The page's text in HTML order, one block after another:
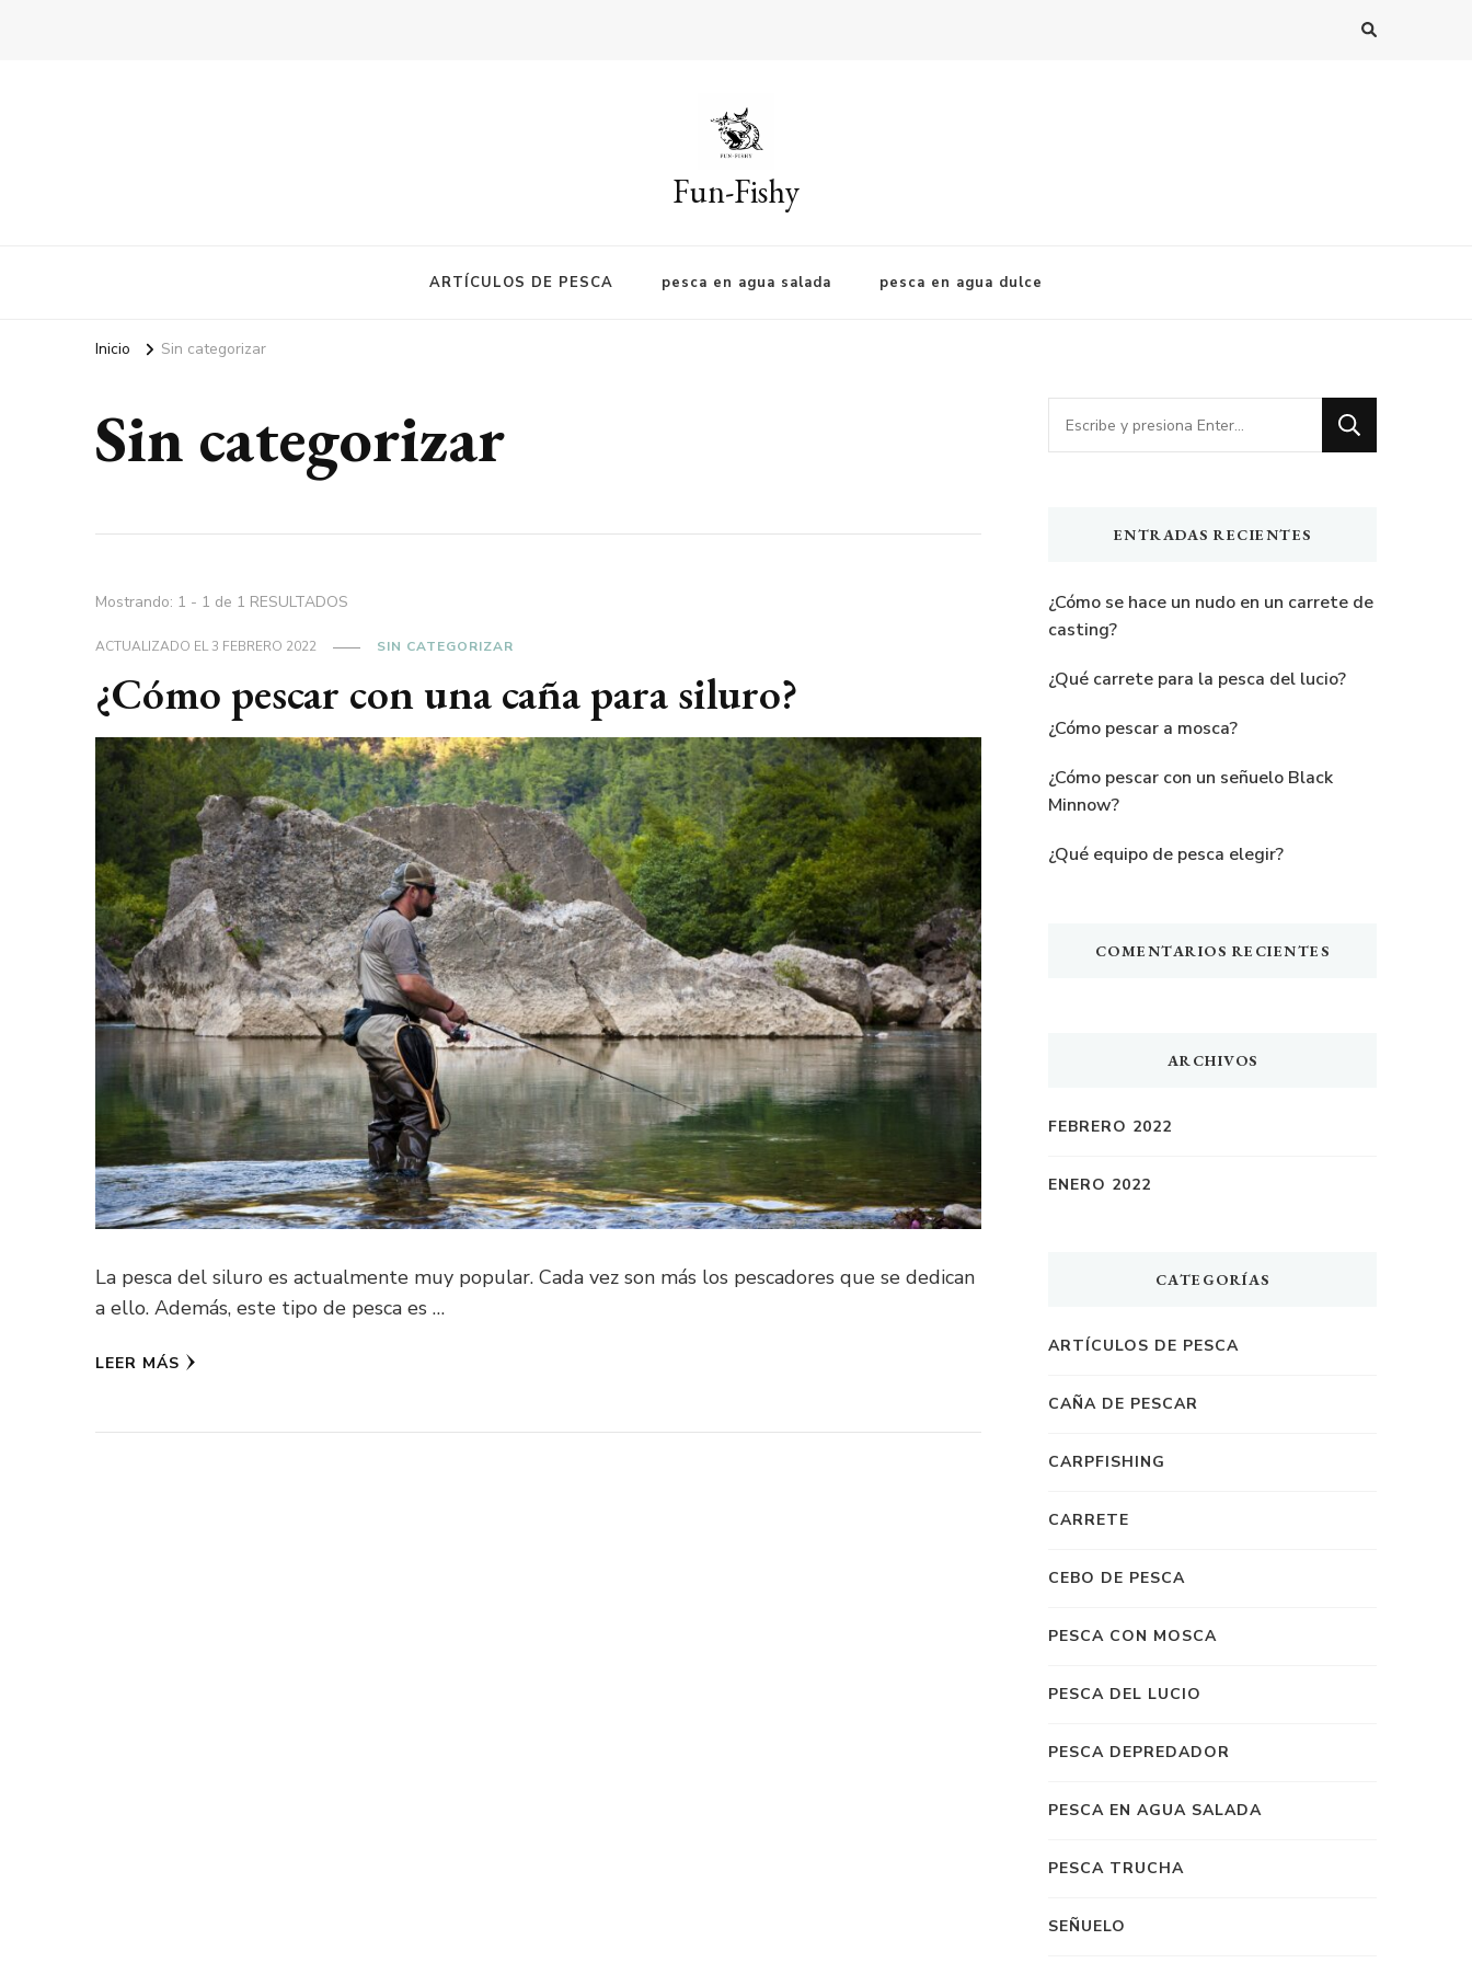
Fun-Fishy
ARTÍCULOS DE PESCA pesca en agua salada pesca en agua dulce
Inicio Sin categorizar
Sin categorizar
Mostrando: 1 - 1 de 1 RESULTADOS
ACTUALIZADO EL3 FEBRERO 2022 SIN CATEGORIZAR
¿Cómo pescar con una caña para siluro?
La pesca del siluro es actualmente muy popular. Cada vez son más los pescadores que se dedican
a ello. Además, este tipo de pesca es …
LEER MÁS
¿Buscas
algo?
ENTRADAS RECIENTES
¿Cómo se hace un nudo en un carrete de
casting?
¿Qué carrete para la pesca del lucio?
¿Cómo pescar a mosca?
¿Cómo pescar con un señuelo Black
Minnow?
¿Qué equipo de pesca elegir?
COMENTARIOS RECIENTES
ARCHIVOS
FEBRERO 2022
ENERO 2022
CATEGORÍAS
ARTÍCULOS DE PESCA
CAÑA DE PESCAR
CARPFISHING
CARRETE
CEBO DE PESCA
PESCA CON MOSCA
PESCA DEL LUCIO
PESCA DEPREDADOR
PESCA EN AGUA SALADA
PESCA TRUCHA
SEÑUELO